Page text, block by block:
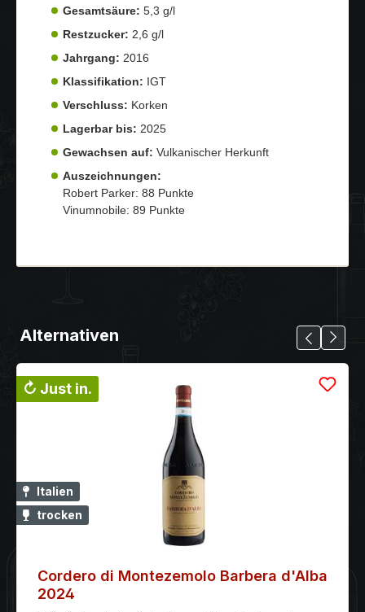
Gesamtsäure: 5,3 g/l
Restzucker: 2,6 g/l
Jahrgang: 2016
Klassifikation: IGT
Verschluss: Korken
Lagerbar bis: 2025
Gewachsen auf: Vulkanischer Herkunft
Auszeichnungen:
Robert Parker: 88 Punkte
Vinumnobile: 89 Punkte
Alternativen
↻ Just in.
Italien
trocken
Cordero di Montezemolo Barbera d'Alba
2024